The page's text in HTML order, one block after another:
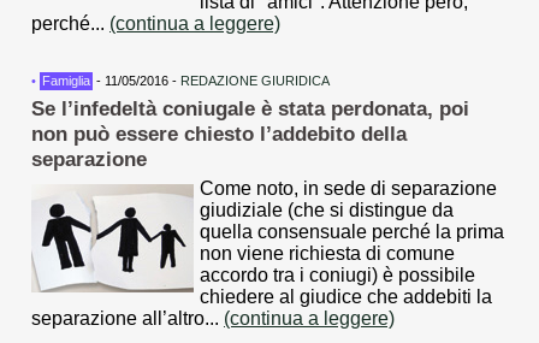
perché... (continua a leggere)
• Famiglia - 11/05/2016 - REDAZIONE GIURIDICA
Se l’infedeltà coniugale è stata perdonata, poi
non può essere chiesto l’addebito della
separazione
Come noto, in sede di separazione
giudiziale (che si distingue da
quella consensuale perché la prima
non viene richiesta di comune
accordo tra i coniugi) è possibile
chiedere al giudice che addebiti la
separazione all’altro... (continua a leggere)